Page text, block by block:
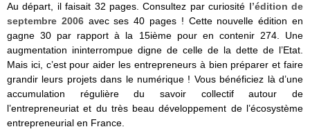
Au départ, il faisait 32 pages. Consultez par curiosité l’édition de
septembre 2006avec ses 40 pages ! Cette nouvelle édition en
gagne 30 par rapport à la 15ième pour en contenir 274. Une
augmentation ininterrompue digne de celle de la dette de l’Etat.
Mais ici, c’est pour aider les entrepreneurs à bien préparer et faire
grandir leurs projets dans le numérique ! Vous bénéficiez là d’une
accumulation régulière du savoir collectif autour de
l’entrepreneuriat et du très beau développement de l’écosystème
entrepreneurial en France.